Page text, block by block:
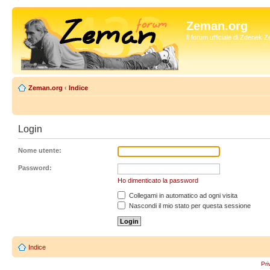
Zeman.org
Il forum ufficiale di Zdenek
Zeman.org ‹ Indice
Login
Nome utente:
Password:
Ho dimenticato la password
Collegami in automatico ad ogni visita
Nascondi il mio stato per questa sessione
Indice